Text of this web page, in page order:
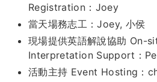
Registration：Joey
當天場務志工：Joey, 小侯
現場提供英語解說協助 On-
Interpretation Support：
活動主持 Event Hosting：